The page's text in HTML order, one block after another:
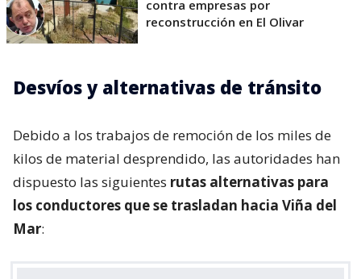
contra empresas por
reconstrucción en El Olivar
Desvíos y alternativas de tránsito
Debido a los trabajos de remoción de los miles de
kilos de material desprendido, las autoridades han
dispuesto las siguientes rutas alternativas para
los conductores que se trasladan hacia Viña del
Mar: